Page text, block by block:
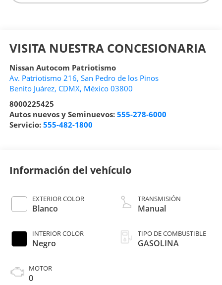
VISITA NUESTRA CONCESIONARIA
Nissan Autocom Patriotismo
Av. Patriotismo 216, San Pedro de los Pinos
Benito Juárez, CDMX, México 03800
8000225425
Autos nuevos y Seminuevos: 555-278-6000
Servicio: 555-482-1800
Información del vehículo
EXTERIOR COLOR
Blanco
INTERIOR COLOR
Negro
MOTOR
0
TRANSMISIÓN
Manual
TIPO DE COMBUSTIBLE
GASOLINA